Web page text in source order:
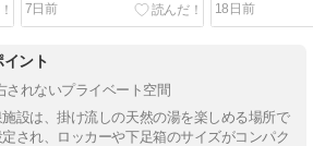
7日前
18日前
ント
されないプライベート空間
設は、掛け流しの天然の湯を楽しめる場所で
され、ロッカーや下足箱のサイズがコンパク